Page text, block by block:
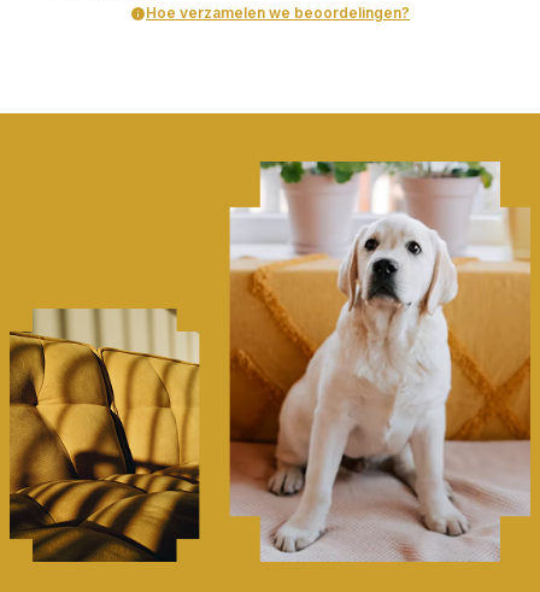
Hoe verzamelen we beoordelingen?